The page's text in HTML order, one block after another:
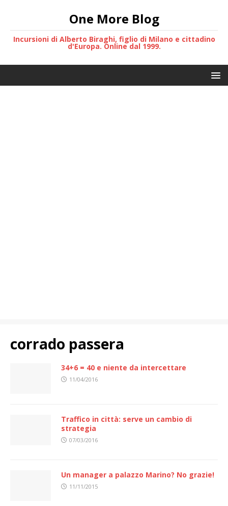
One More Blog
Incursioni di Alberto Biraghi, figlio di Milano e cittadino
d'Europa. Online dal 1999.
corrado passera
34+6 = 40 e niente da intercettare
11/04/2016
Traffico in città: serve un cambio di
strategia
07/03/2016
Un manager a palazzo Marino? No grazie!
11/11/2015